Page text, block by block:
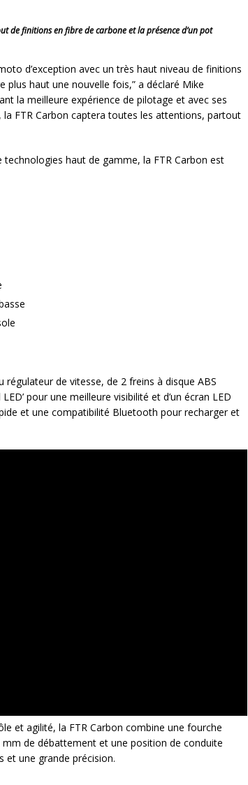
de finitions en fibre de carbone et la présence d’un pot
d’exception avec un très haut niveau de finitions
haut une nouvelle fois,” a déclaré Mike
la meilleure expérience de pilotage et avec ses
FTR Carbon captera toutes les attentions, partout
haut de gamme, la FTR Carbon est
de vitesse, de 2 freins à disque ABS
pour une meilleure visibilité et d’un écran LED
et une compatibilité Bluetooth pour recharger et
et agilité, la FTR Carbon combine une fourche
de débattement et une position de conduite
et une grande précision.